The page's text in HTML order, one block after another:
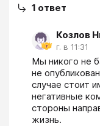
1 ответ
Козлов
г. в 11:31
Мы никого не
не
случае стоит
негативные
стороны
жизнь.